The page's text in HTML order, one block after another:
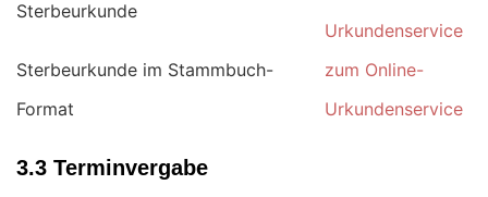
Sterbeurkunde
Urkundenservice
Sterbeurkunde im Stammbuch-
Format
zum Online-
Urkundenservice
3.3 Terminvergabe